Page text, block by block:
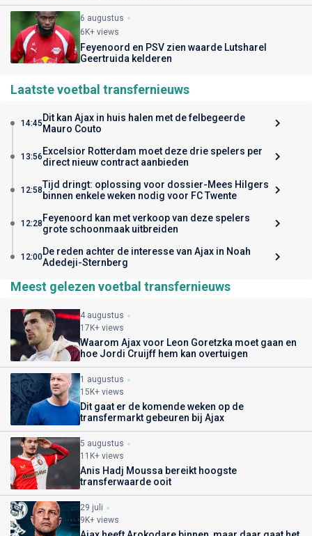
6 augustus
6K+ views
Feyenoord en PSV zien waarde Lutsharel
Geertruida kelderen
Laatste voetbal transfernieuws
14:45 Dit kan Ajax in huis halen met de felbegeerde
Mauro Couto
13:56 Excelsior Rotterdam moet deze drie spelers per
direct nieuw contract aanbieden
12:58Tijd dringt: oplossing voor dossier-Mees Hilgers
binnen enkele weken nodig voor FC Twente
12:28 Feyenoord kan met verkoop van deze spelers
grote schoonmaak uitbreiden
12:00De reden achter de interesse van Ajax in Noah
Adedeji-Sternberg
Meest gelezen voetbal transfernieuws
4 augustus
17K+ views
Waarom Ajax voor Leon Goretzka moet gaan en
hoe Jordi Cruijff hem kan overtuigen
1 augustus
15K+ views
Dit gaat er de komende weken op de
transfermarkt gebeuren bij Ajax
5 augustus
11K+ views
Anis Hadj Moussa bereikt hoogste
transferwaarde ooit
29 juli
9K+ views